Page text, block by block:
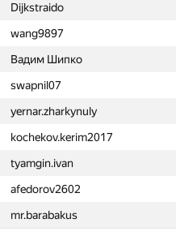
Dijkstraido
wang9897
Вадим Шипко
swapnil07
yernar.zharkynuly
kochekov.kerim2017
tyamgin.ivan
afedorov2602
mr.barabakus
nibnalin
admax
koyumeishi
mjgonzales
garbart
java.dev.m.ar
bunosbb
Joshua Mokut
Alex Shekhovtsov